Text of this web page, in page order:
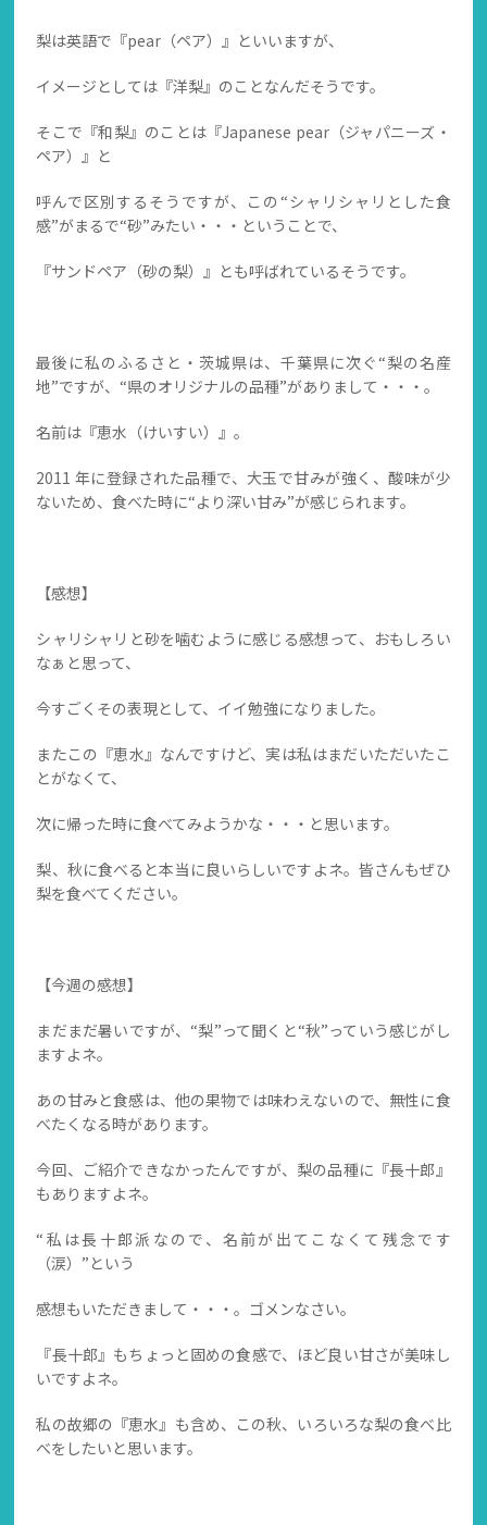
梨は英語で『pear（ペア）』といいますが、
イメージとしては『洋梨』のことなんだそうです。
そこで『和梨』のことは『Japanese pear（ジャパニーズ・
ペア）』と
呼んで区別するそうですが、この“シャリシャリとした食
感”がまるで“砂”みたい・・・ということで、
『サンドペア（砂の梨）』とも呼ばれているそうです。
最後に私のふるさと・茨城県は、千葉県に次ぐ“梨の名産
地”ですが、“県のオリジナルの品種”がありまして・・・。
名前は『恵水（けいすい）』。
2011 年に登録された品種で、大玉で甘みが強く、酸味が少
ないため、食べた時に“より深い甘み”が感じられます。
【感想】
シャリシャリと砂を噛むように感じる感想って、おもしろい
なぁと思って、
今すごくその表現として、イイ勉強になりました。
またこの『恵水』なんですけど、実は私はまだいただいたこ
とがなくて、
次に帰った時に食べてみようかな・・・と思います。
梨、秋に食べると本当に良いらしいですよネ。皆さんもぜひ
梨を食べてください。
【今週の感想】
まだまだ暑いですが、“梨”って聞くと“秋”っていう感じがし
ますよネ。
あの甘みと食感は、他の果物では味わえないので、無性に食
べたくなる時があります。
今回、ご紹介できなかったんですが、梨の品種に『長十郎』
もありますよネ。
“私は長十郎派なので、名前が出てこなくて残念です
（涙）”という
感想もいただきまして・・・。ゴメンなさい。
『長十郎』もちょっと固めの食感で、ほど良い甘さが美味し
いですよネ。
私の故郷の『恵水』も含め、この秋、いろいろな梨の食べ比
べをしたいと思います。